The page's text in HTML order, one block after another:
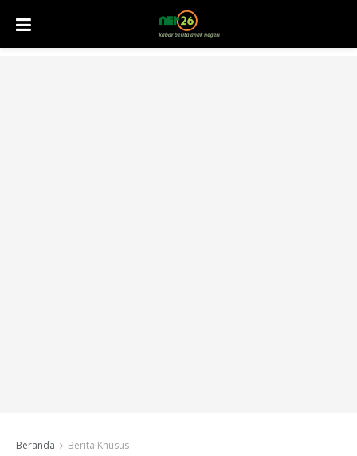
Beranda Berita Khusus